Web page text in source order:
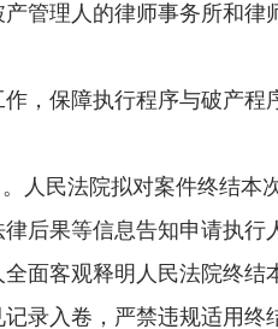
管理人的律师事务所和
保障执行程序与破产程
民法院拟对案件终结本
后果等信息告知申请执
面客观释明人民法院终结
入卷，严禁违规适用终